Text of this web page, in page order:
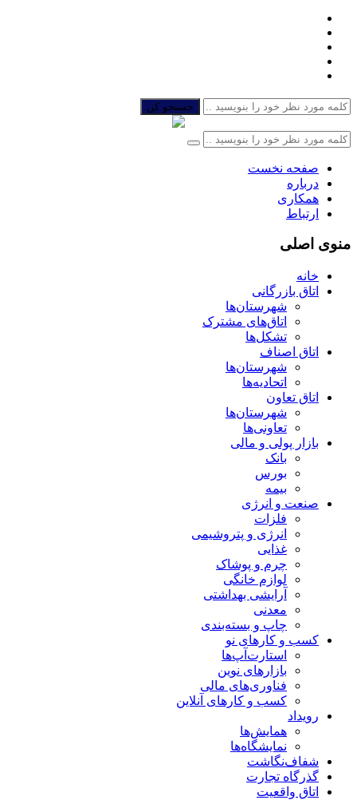
جستجو کن
صفحه نخست
درباره
همکاری
ارتباط
منوی اصلی
خانه
اتاق بازرگانی
شهرستان‌ها
اتاق‌های مشترک
تشکل‌ها
اتاق اصناف
شهرستان‌ها
اتحادیه‌ها
اتاق تعاون
شهرستان‌ها
تعاونی‌ها
بازار پولی و مالی
بانک
بورس
بیمه
صنعت و انرژی
فلزات
انرژی و پتروشیمی
غذایی
چرم و پوشاک
لوازم خانگی
آرایشی بهداشتی
معدنی
چاپ و بسته‌بندی
کسب و کارهای نو
استارت‌آپ‌ها
بازارهای نوین
فناوری‌های مالی
کسب و کارهای آنلاین
رویداد
همایش‌ها
نمایشگاه‌ها
شفاف‌نگاشت
گذرگاه تجارت
اتاق واقعیت